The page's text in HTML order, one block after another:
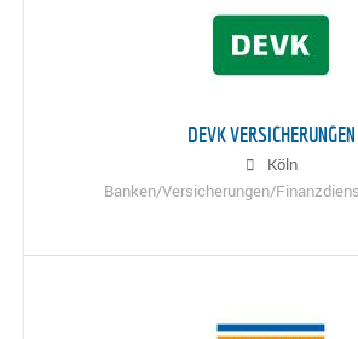
DEVK VERSICHERUNGEN
Köln
Banken/Versicherungen/